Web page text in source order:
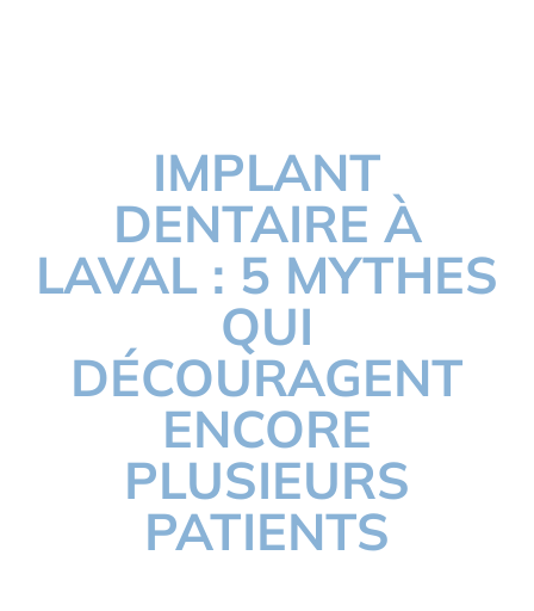
IMPLANT
DENTAIRE À
LAVAL : 5 MYTHES
QUI
DÉCOURAGENT
ENCORE
PLUSIEURS
PATIENTS